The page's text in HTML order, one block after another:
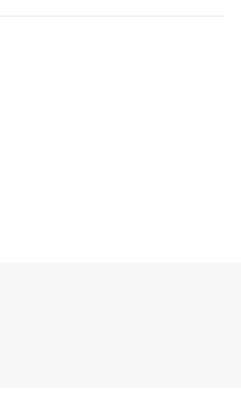
с высокой степенью
предпочитают